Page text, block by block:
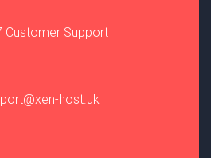
Customer Support
host.uk